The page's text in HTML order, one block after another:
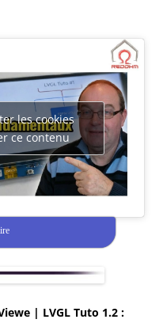
les cookies
ce contenu
| LVGL Tuto 1.2 :